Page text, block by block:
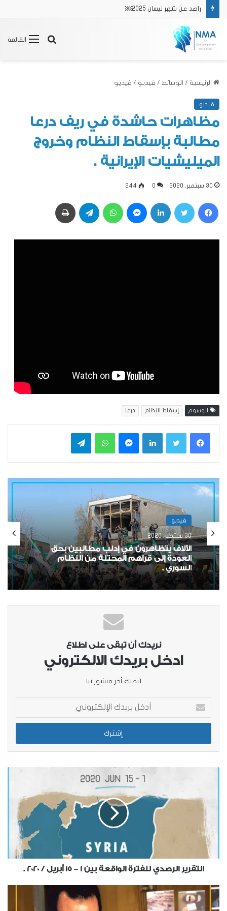
راصد عن شهر نيسان 2025￼
القائمة
بحث
الرئيسية / الوسائط / فيديو / فيديو
فيديو
مظاهرات حاشدة في ريف درعا
مطالبة بإسقاط النظام وخروج
الميليشيات الإيرانية .
30 سبتمبر، 2020 0
244
فيسبوك تويتر لينكدإن ماسنجر واتساب تيلقرام
الوسوم إسقاط النظام درعا
فيسبوكتويتر لينكدإن ماسنجر واتساب تيلقرام
فيديو
30 سبتمبر، 2020
الآلاف يتظاهرون في إدلب مطالبين بحق
العودة إلى قراهم المحتلة من النظام
السوري .
نريدك أن تبقى على اطلاع
ادخل بريدك الالكتروني
ليصلك أخر منشوراتنا
بريدك
الإلكتروني
التقرير الرصدي للفترة الواقعة بين 1 – 15 أبريل / 2020 .